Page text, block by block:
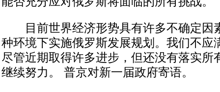
目前世界经济形势具有许多不确定因
种环境下实施俄罗斯发展规划。我们不应
尽管近期取得许多进步，但还没有落实所
继续努力。 普京对新一届政府寄语。